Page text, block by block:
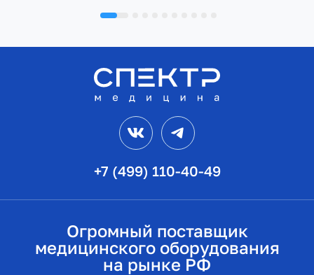
+7 (499) 110-40-49
VK
Огромный поставщик
медицинского оборудования
на рынке РФ